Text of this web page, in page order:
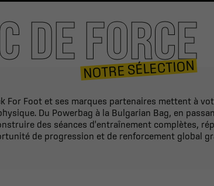
DE FORCE
NOTRE SÉLECTION
For Foot et ses marques partenaires mettent à
Du Powerbag à la Bulgarian Bag, en
des séances d'entraînement complètes,
de progression et de renforcement global